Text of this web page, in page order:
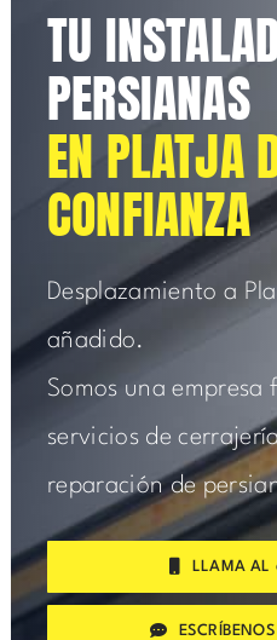
TU
PERSIANAS
EN PLATJA
CONFIANZA
Desplazamiento a
añadido.
Somos una
servicios de
reparación de
LLAMA